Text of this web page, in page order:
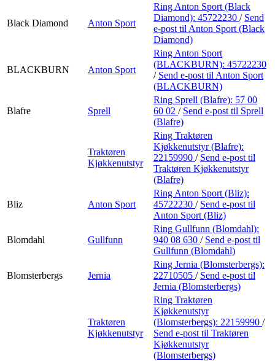
Black Diamond Anton Sport
Ring Anton Sport (Black
Diamond): 45722230 / Send
e-post til Anton Sport (Black
Diamond)
BLACKBURN Anton Sport
Ring Anton Sport
(BLACKBURN): 45722230
/ Send e-post til Anton Sport
(BLACKBURN)
Blafre Sprell
Ring Sprell (Blafre): 57 00
60 02 / Send e-post til Sprell
(Blafre)
Traktøren
Kjøkkenutstyr
Ring Traktøren
Kjøkkenutstyr (Blafre):
22159990 / Send e-post til
Traktøren Kjøkkenutstyr
(Blafre)
Bliz Anton Sport
Ring Anton Sport (Bliz):
45722230 / Send e-post til
Anton Sport (Bliz)
Blomdahl Gullfunn
Ring Gullfunn (Blomdahl):
940 08 630 / Send e-post til
Gullfunn (Blomdahl)
Blomsterbergs Jernia
Ring Jernia (Blomsterbergs):
22710505 / Send e-post til
Jernia (Blomsterbergs)
Traktøren
Kjøkkenutstyr
Ring Traktøren
Kjøkkenutstyr
(Blomsterbergs): 22159990 /
Send e-post til Traktøren
Kjøkkenutstyr
(Blomsterbergs)